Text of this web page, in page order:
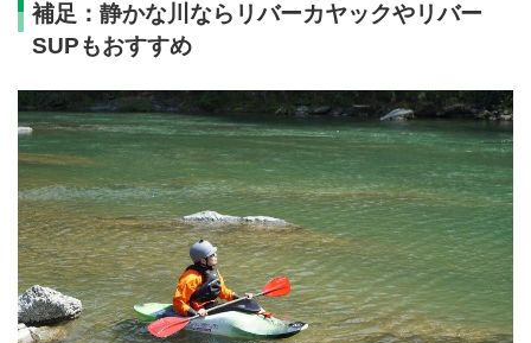
補足：静かな川ならリバーカヤックやリバー
SUPもおすすめ